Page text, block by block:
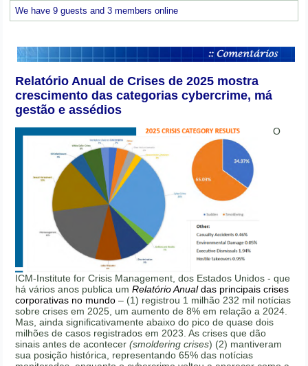
We have 9 guests and 3 members online
Relatório Anual de Crises de 2025 mostra
crescimento das categorias cybercrime, má
gestão e assédios
O
ICM-Institute for Crisis Management, dos Estados Unidos - que
há vários anos publica umRelatório Anualdas principais crises
corporativas no mundo – (1) registrou 1 milhão 232 mil notícias
sobre crises em 2025, um aumento de 8% em relação a 2024.
Mas, ainda significativamente abaixo do pico de quase dois
milhões de casos registrados em 2023. As crises que dão
sinais antes de acontecer(smoldering crises) (2) mantiveram
sua posição histórica, representando 65% das notícias